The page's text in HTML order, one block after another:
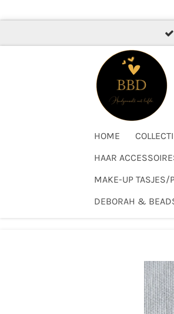
naar
HOME
HAAR
MAKE-UP TASJES/
DEBORAH &